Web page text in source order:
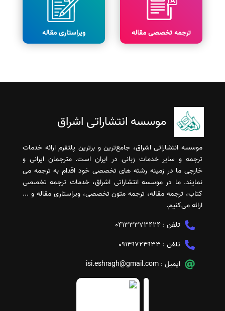
ترجمه تخصصی مقاله ویراستاری مقاله
موسسه انتشاراتی اشراق
موسسه انتشاراتی اشراق، جامع‌ترین و برترین پلتفرم ارائه خدمات
ترجمه و سایر خدمات زبانی در ایران است. مترجمان ایرانی و
خارجی ما در زمینه رشته های تخصصی خود اقدام به ترجمه می
نمایند. ما در موسسه انتشاراتی اشراق، خدمات ترجمه تخصصی
کتاب، ترجمه مقاله، ترجمه متون تخصصی، ویراستاری مقاله و ...
ارائه می‌کنیم.
تلفن : 04133373424
تلفن : 09149724933
ایمیل : isi.eshragh@gmail.com